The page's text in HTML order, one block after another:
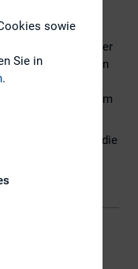
Zahlreiche
demografischer
den Unternehmen
finden und zu
kommunizieren, um
Mehr zur Studie
sowie
Sie in
.